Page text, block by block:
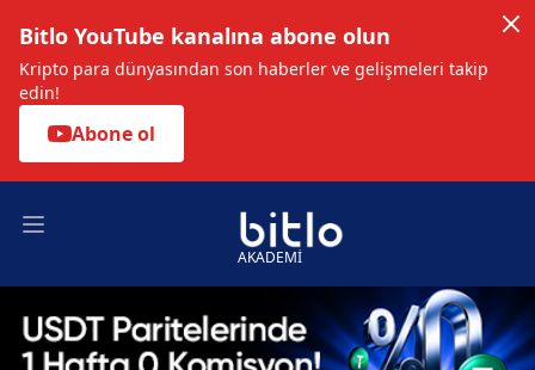
Bitlo YouTube kanalına abone olun
Kripto para dünyasından son haberler ve gelişmeleri takip
edin!
Abone ol
Open main menu
AKADEMİ